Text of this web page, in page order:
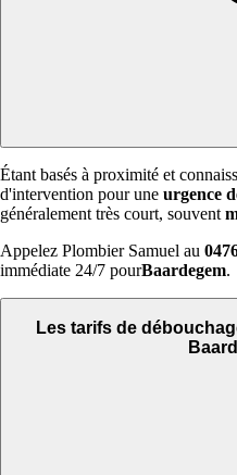
Étant basés à proximité et
d'intervention pour une urgence
généralement très court, souvent
Appelez Plombier Samuel au
immédiate 24/7 pourBaardegem.
Les tarifs de